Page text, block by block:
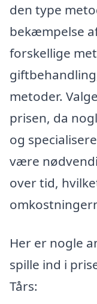
den type
bekæmpelse
forskellige
metoder.
prisen, da
og
være
over tid,
Her er nogle
spille ind i
Tårs: